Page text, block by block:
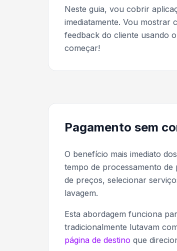
Neste guia, vou cobrir
imediatamente. Vou mostrar
feedback do cliente usando o
começar!
Pagamento sem
O benefício mais imediato
tempo de processamento de
de preços, selecionar
lavagem.
Esta abordagem funciona
tradicionalmente lutavam
página de destino que